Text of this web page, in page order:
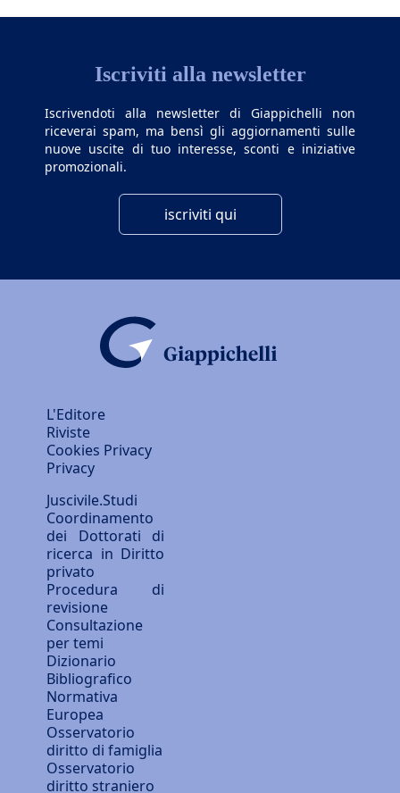
Iscriviti alla newsletter
Iscrivendoti alla newsletter di Giappichelli non
riceverai spam, ma bensì gli aggiornamenti sulle
nuove uscite di tuo interesse, sconti e iniziative
promozionali.
iscriviti qui
L'Editore
Riviste
Cookies Privacy
Privacy
Juscivile.Studi
Coordinamento
dei Dottorati di
ricerca in Diritto
privato
Procedura di
revisione
Consultazione
per temi
Dizionario
Bibliografico
Normativa
Europea
Osservatorio
diritto di famiglia
Osservatorio
diritto straniero